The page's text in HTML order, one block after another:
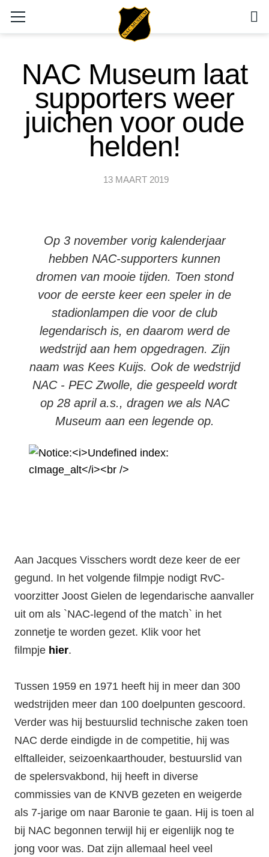
NAC Museum laat
supporters weer
juichen voor oude
helden!
13 MAART 2019
Op 3 november vorig kalenderjaar
hebben NAC-supporters kunnen
dromen van mooie tijden. Toen stond
voor de eerste keer een speler in de
stadionlampen die voor de club
legendarisch is, en daarom werd de
wedstrijd aan hem opgedragen. Zijn
naam was Kees Kuijs. Ook de wedstrijd
NAC - PEC Zwolle, die gespeeld wordt
op 28 april a.s., dragen we als NAC
Museum aan een legende op.
Aan Jacques Visschers wordt deze keer de eer
gegund. In het volgende filmpje nodigt RvC-
voorzitter Joost Gielen de legendarische aanvaller
uit om als `NAC-legend of the match` in het
zonnetje te worden gezet. Klik voor het
filmpje hier.
Tussen 1959 en 1971 heeft hij in meer dan 300
wedstrijden meer dan 100 doelpunten gescoord.
Verder was hij bestuurslid technische zaken toen
NAC derde eindigde in de competitie, hij was
elftalleider, seizoenkaarthouder, bestuurslid van
de spelersvakbond, hij heeft in diverse
commissies van de KNVB gezeten en weigerde
als 7-jarige om naar Baronie te gaan. Hij is toen al
bij NAC begonnen terwijl hij er eigenlijk nog te
jong voor was. Dat zijn allemaal heel veel